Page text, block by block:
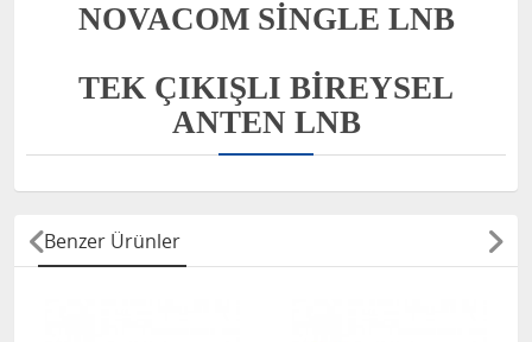
NOVACOM SINGLE LNB
TEK ÇIKIŞLI BIREYSEL
ANTEN LNB
Benzer Ürünler